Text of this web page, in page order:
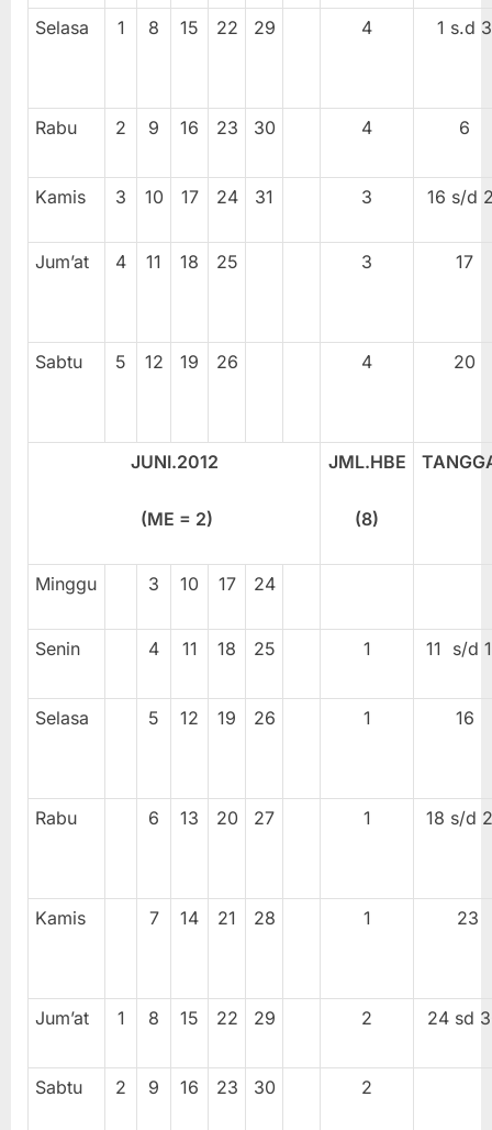
Selasa 1 8 15 22 29 4 1 s.d 3
Rabu 2 9 16 23 30 4 6
Kamis 3 10 17 24 31 3 16 s/d
Jum’at 4 11 18 25 3 17
Sabtu 5 12 19 26 4 20
JUNI.2012
(ME = 2)
JML.HBE
(8)
Minggu 3 10 17 24
Senin 4 11 18 25 1 11 s/d
Selasa 5 12 19 26 1 16
Rabu 6 13 20 27 1 18 s/d
Kamis 7 14 21 28 1 23
Jum’at 1 8 15 22 29 2 24 sd
Sabtu 2 9 16 23 30 2